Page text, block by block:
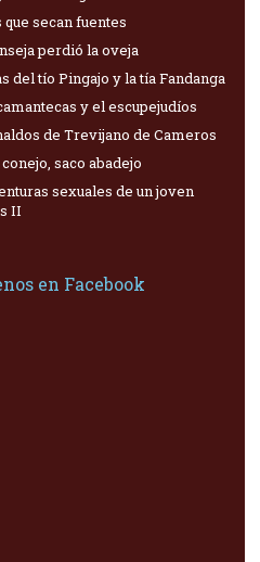
que secan fuentes
perdió la oveja
del tío Pingajo y la tía Fandanga
y el escupejudíos
de Trevijano de Cameros
saco abadejo
sexuales de un joven
II
en Facebook